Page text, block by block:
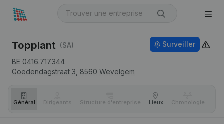
Topplant (SA)
BE 0416.717.344
Goedendagstraat 3, 8560 Wevelgem
Surveiller
Général Dirigeants Structure d'entreprise Lieux Chronologie